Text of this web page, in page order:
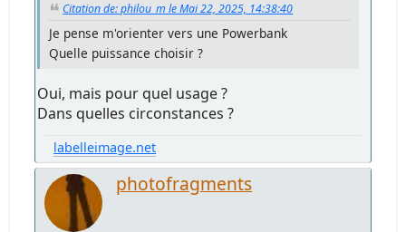
Citation de: philou_m le Mai 22, 2025, 14:38:40
Je pense m'orienter vers une Powerbank
Quelle puissance choisir ?
Oui, mais pour quel usage ?
Dans quelles circonstances ?
labelleimage.net
photofragments